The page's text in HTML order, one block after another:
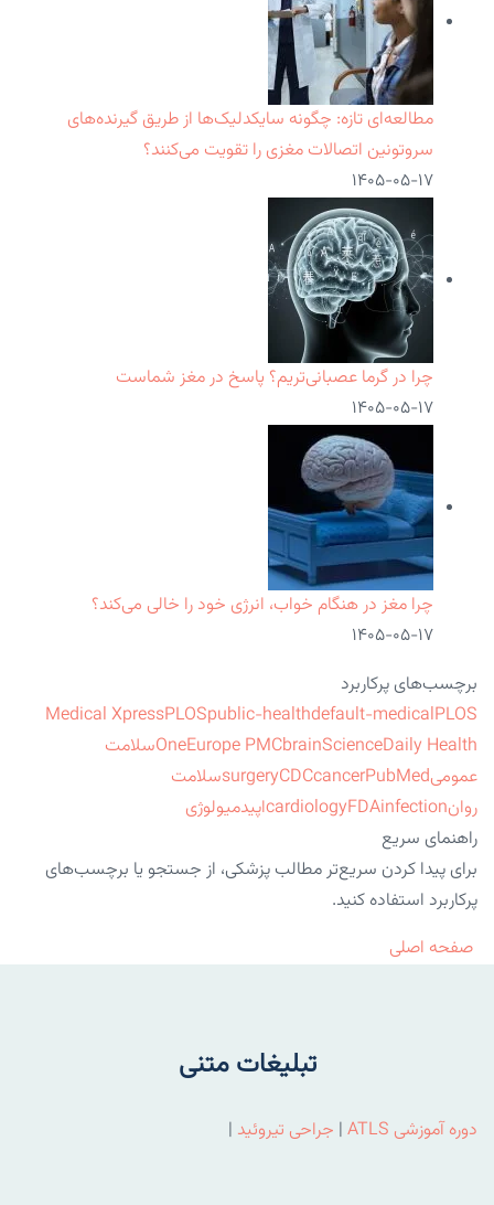
مطالعه‌ای تازه: چگونه سایکدلیک‌ها از طریق گیرنده‌های
سروتونین اتصالات مغزی را تقویت می‌کنند؟
۱۴۰۵-۰۵-۱۷
چرا در گرما عصبانی‌تریم؟ پاسخ در مغز شماست
۱۴۰۵-۰۵-۱۷
چرا مغز در هنگام خواب، انرژی خود را خالی می‌کند؟
۱۴۰۵-۰۵-۱۷
برچسب‌های پرکاربرد
Medical XpressPLOSpublic-healthdefault-medicalPLOS
OneEurope PMCbrainScienceDaily Health
سلامت
عمومی
surgeryCDCcancerPubMed
سلامت
روان
cardiologyFDAinfection
اپیدمیولوژی
راهنمای سریع
برای پیدا کردن سریع‌تر مطالب پزشکی، از جستجو یا برچسب‌های
پرکاربرد استفاده کنید.
صفحه اصلی
تبلیغات متنی
دوره آموزشی ATLS | جراحی تیروئید |